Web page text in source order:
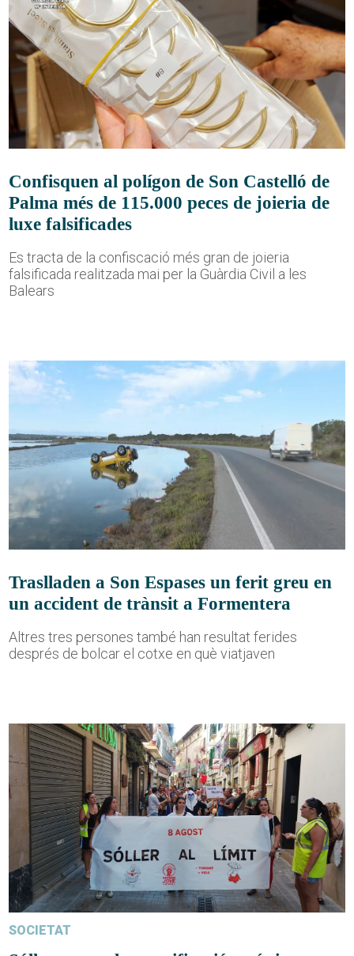
Confisquen al polígon de Son Castelló de
Palma més de 115.000 peces de joieria de
luxe falsificades
Es tracta de la confiscació més gran de joieria
falsificada realitzada mai per la Guàrdia Civil a les
Balears
Traslladen a Son Espases un ferit greu en
un accident de trànsit a Formentera
Altres tres persones també han resultat ferides
després de bolcar el cotxe en què viatjaven
SOCIETAT